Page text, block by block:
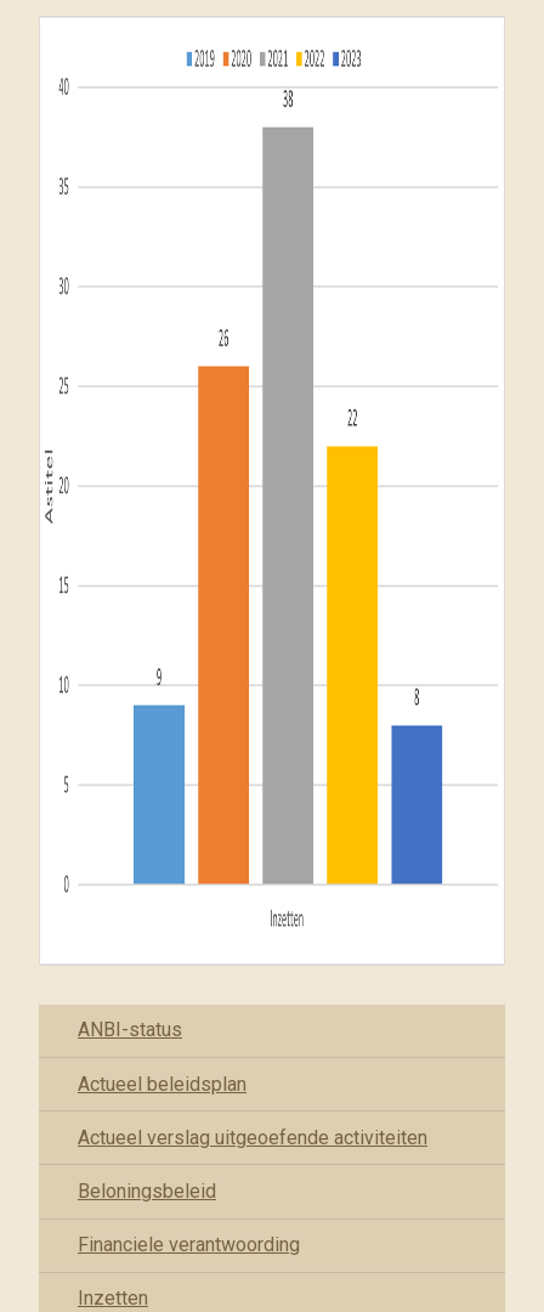
ANBI-status
Actueel beleidsplan
Actueel verslag uitgeoefende activiteiten
Beloningsbeleid
Financiele verantwoording
Inzetten